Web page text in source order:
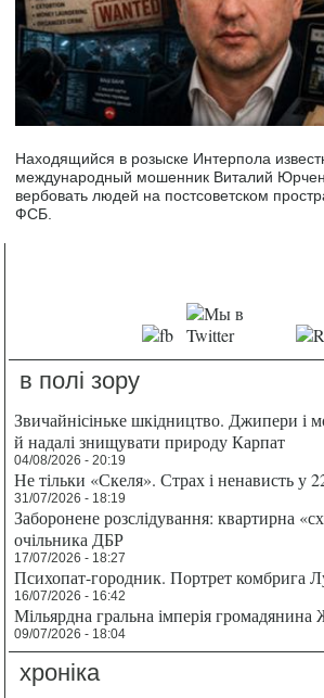
Находящийся в розыске Интерпола
международный мошенник Виталий
вербовать людей на постсоветском
ФСБ.
в полі зору
Звичайнісіньке шкідництво. Джипери і
й надалі знищувати природу Карпат
04/08/2026 - 20:19
Не тільки «Скеля». Страх і ненависть
31/07/2026 - 18:19
Заборонене розслідування: квартирна
очільника ДБР
17/07/2026 - 18:27
Психопат-городник. Портрет комбрига
16/07/2026 - 16:42
Мільярдна гральна імперія громадянина
09/07/2026 - 18:04
хроніка